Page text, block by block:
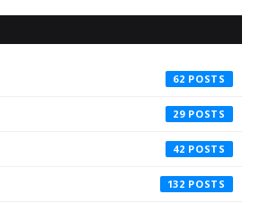
62
29
42
132